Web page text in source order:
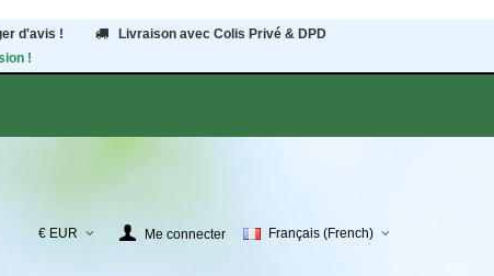
d'avis !
Livraison avec Colis Privé & DPD
!
€ EUR Me connecter Français (French)